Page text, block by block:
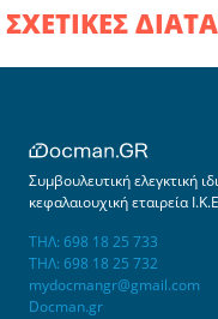
ΣΧΕΤΙΚΕΣ
Συμβουλευτική ελεγκτική
κεφαλαιουχική εταιρεία Ι.Κ.Ε
ΤΗΛ: 698 18 25 733
ΤΗΛ: 698 18 25 732
mydocmangr@gmail.com
Docman.gr